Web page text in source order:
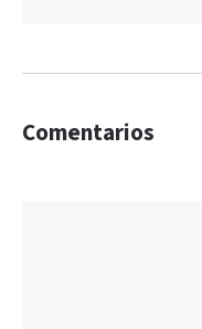
Comentarios